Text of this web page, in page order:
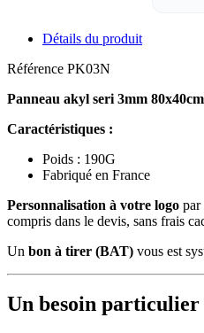
Détails du produit
Référence PK03N
Panneau akyl seri 3mm 80x40cm
Caractéristiques :
Poids : 190G
Fabriqué en France
Personnalisation à votre logo par
compris dans le devis, sans frais
Un bon à tirer (BAT) vous est
Un besoin particulier